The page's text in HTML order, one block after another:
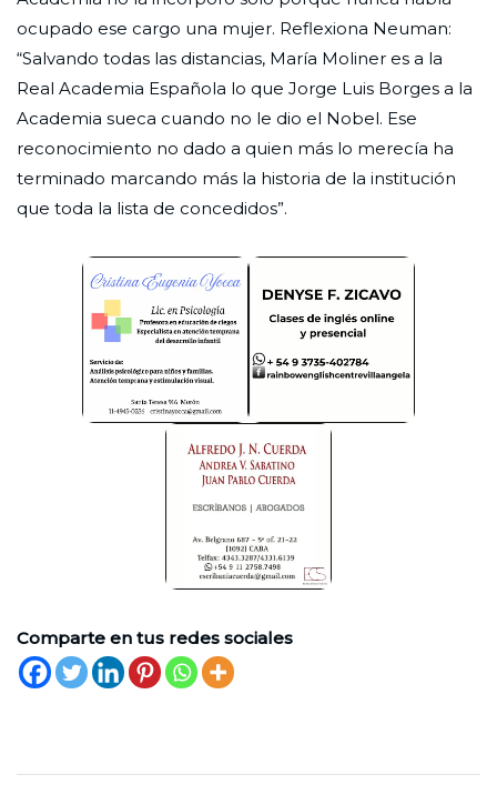
ocupado ese cargo una mujer. Reflexiona Neuman:
“Salvando todas las distancias, María Moliner es a la
Real Academia Española lo que Jorge Luis Borges a la
Academia sueca cuando no le dio el Nobel. Ese
reconocimiento no dado a quien más lo merecía ha
terminado marcando más la historia de la institución
que toda la lista de concedidos”.
Comparte en tus redes sociales